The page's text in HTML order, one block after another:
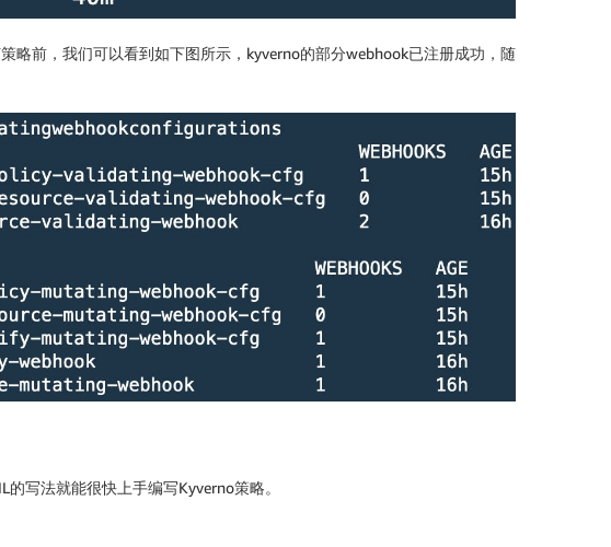
略前，我们可以看到如下图所示，kyverno的部分webhook已注册成功，随
写法就能很快上手编写Kyverno策略。